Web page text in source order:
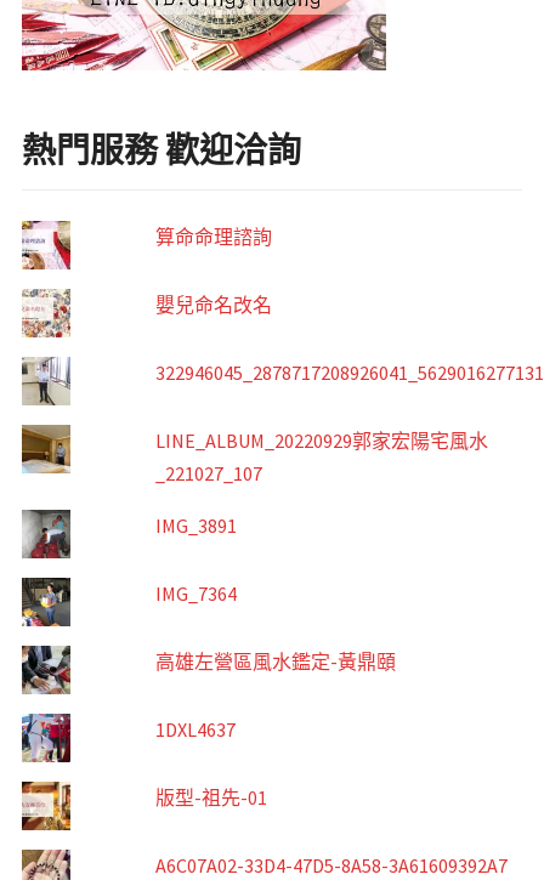
熱門服務 歡迎洽詢
算命命理諮詢
嬰兒命名改名
LINE_ALBUM_20220929郭家宏陽宅風水
_221027_107
IMG_3891
IMG_7364
高雄左營區風水鑑定-黃鼎頤
1DXL4637
版型-祖先-01
A6C07A02-33D4-47D5-8A58-3A61609392A7